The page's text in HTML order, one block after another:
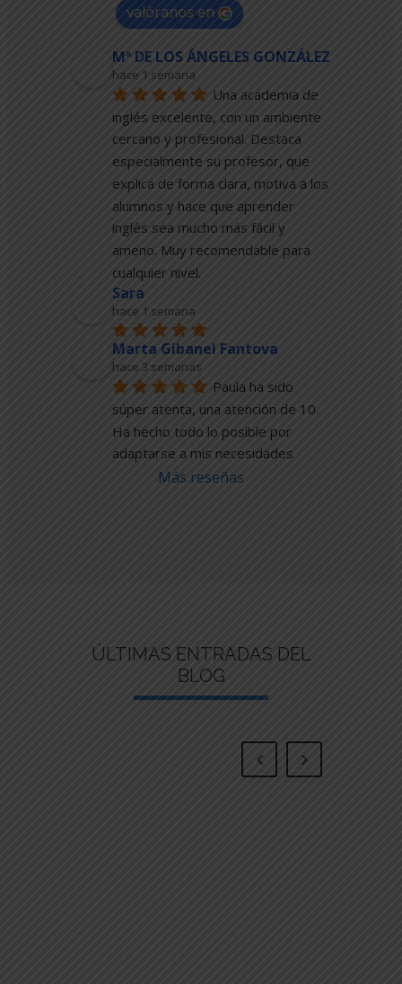
valóranos en
Mª DE LOS ÁNGELES GONZÁLEZ
hace 1 semana
Una academia de
inglés excelente, con un ambiente
cercano y profesional. Destaca
especialmente su profesor, que
explica de forma clara, motiva a los
alumnos y hace que aprender
inglés sea mucho más fácil y
ameno. Muy recomendable para
cualquier nivel.
Sara
hace 1 semana
Marta Gibanel Fantova
hace 3 semanas
Paula ha sido
súper atenta, una atención de 10.
Ha hecho todo lo posible por
adaptarse a mis necesidades
Más reseñas
ÚLTIMAS ENTRADAS DEL
BLOG